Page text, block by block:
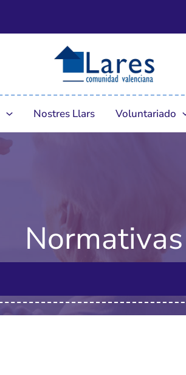
Nostres Llars Voluntariado
Normativas